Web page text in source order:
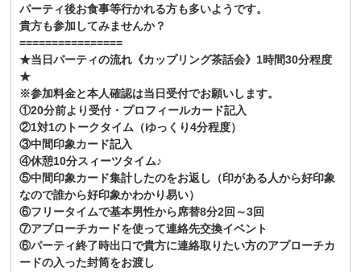
パーティ後お食事等行かれる方も多いようです。
貴方も参加してみませんか？
================
★当日パーティの流れ《カップリング茶話会》1時間30分程度
★
※参加料金と本人確認は当日受付でお願いします。
①20分前より受付・プロフィールカード記入
②1対1のトークタイム（ゆっくり4分程度）
③中間印象カード記入
④休憩10分スィーツタイム♪
⑤中間印象カード集計したのをお返し（印がある人から好印象
なので誰から好印象かわかり易い）
⑥フリータイムで基本男性から席替8分2回～3回
⑦アプローチカードを使って連絡先交換イベント
⑥パーティ終了時出口で貴方に連絡取りたい方のアプローチカ
ードの入った封筒をお渡し